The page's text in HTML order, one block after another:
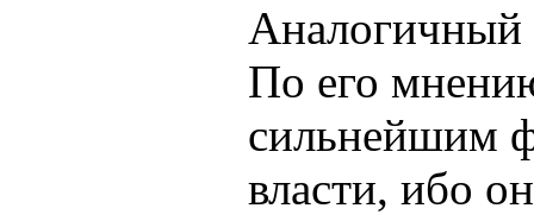
Аналогичный
По его
сильнейшим
власти, ибо